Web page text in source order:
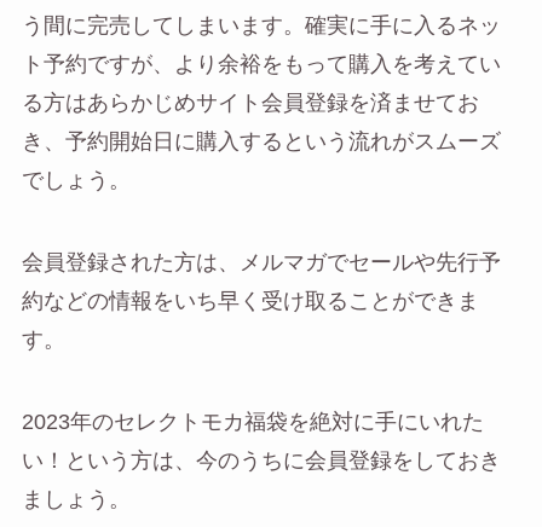
う間に完売してしまいます。確実に手に入るネッ
ト予約ですが、より余裕をもって購入を考えてい
る方はあらかじめサイト会員登録を済ませてお
き、予約開始日に購入するという流れがスムーズ
でしょう。
会員登録された方は、メルマガでセールや先行予
約などの情報をいち早く受け取ることができま
す。
2023年のセレクトモカ福袋を絶対に手にいれた
い！という方は、今のうちに会員登録をしておき
ましょう。